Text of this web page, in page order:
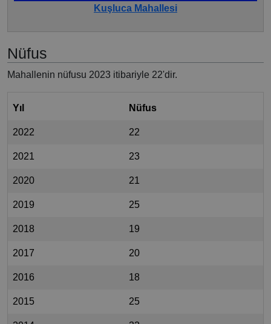
Kuşluca Mahallesi
Nüfus
Mahallenin nüfusu 2023 itibariyle 22'dir.
Yıl Nüfus
2022 22
2021 23
2020 21
2019 25
2018 19
2017 20
2016 18
2015 25